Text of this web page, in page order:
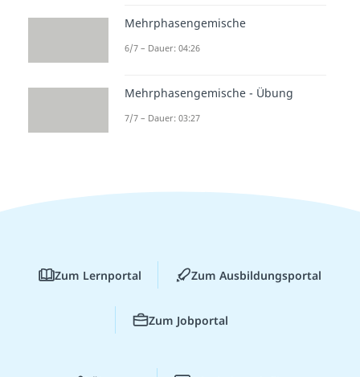
Mehrphasengemische
6/7 – Dauer: 04:26
Mehrphasengemische - Übung
7/7 – Dauer: 03:27
Zum Lernportal Zum Ausbildungsportal
Zum Jobportal